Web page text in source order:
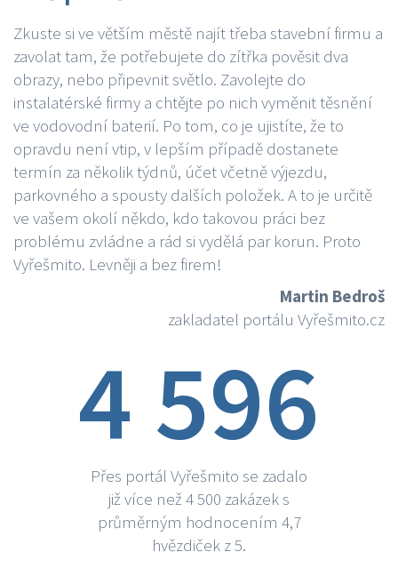
Zkuste si ve větším městě najít třeba stavební firmu a
zavolat tam, že potřebujete do zítřka pověsit dva
obrazy, nebo připevnit světlo. Zavolejte do
instalatérské firmy a chtějte po nich vyměnit těsnění
ve vodovodní baterií. Po tom, co je ujistíte, že to
opravdu není vtip, v lepším případě dostanete
termín za několik týdnů, účet včetně výjezdu,
parkovného a spousty dalších položek. A to je určitě
ve vašem okolí někdo, kdo takovou práci bez
problému zvládne a rád si vydělá par korun. Proto
Vyřešmito. Levněji a bez firem!
Martin Bedroš
zakladatel portálu Vyřešmito.cz
4 596
Přes portál Vyřešmito se zadalo
již více než 4 500 zakázek s
průměrným hodnocením 4,7
hvězdiček z 5.